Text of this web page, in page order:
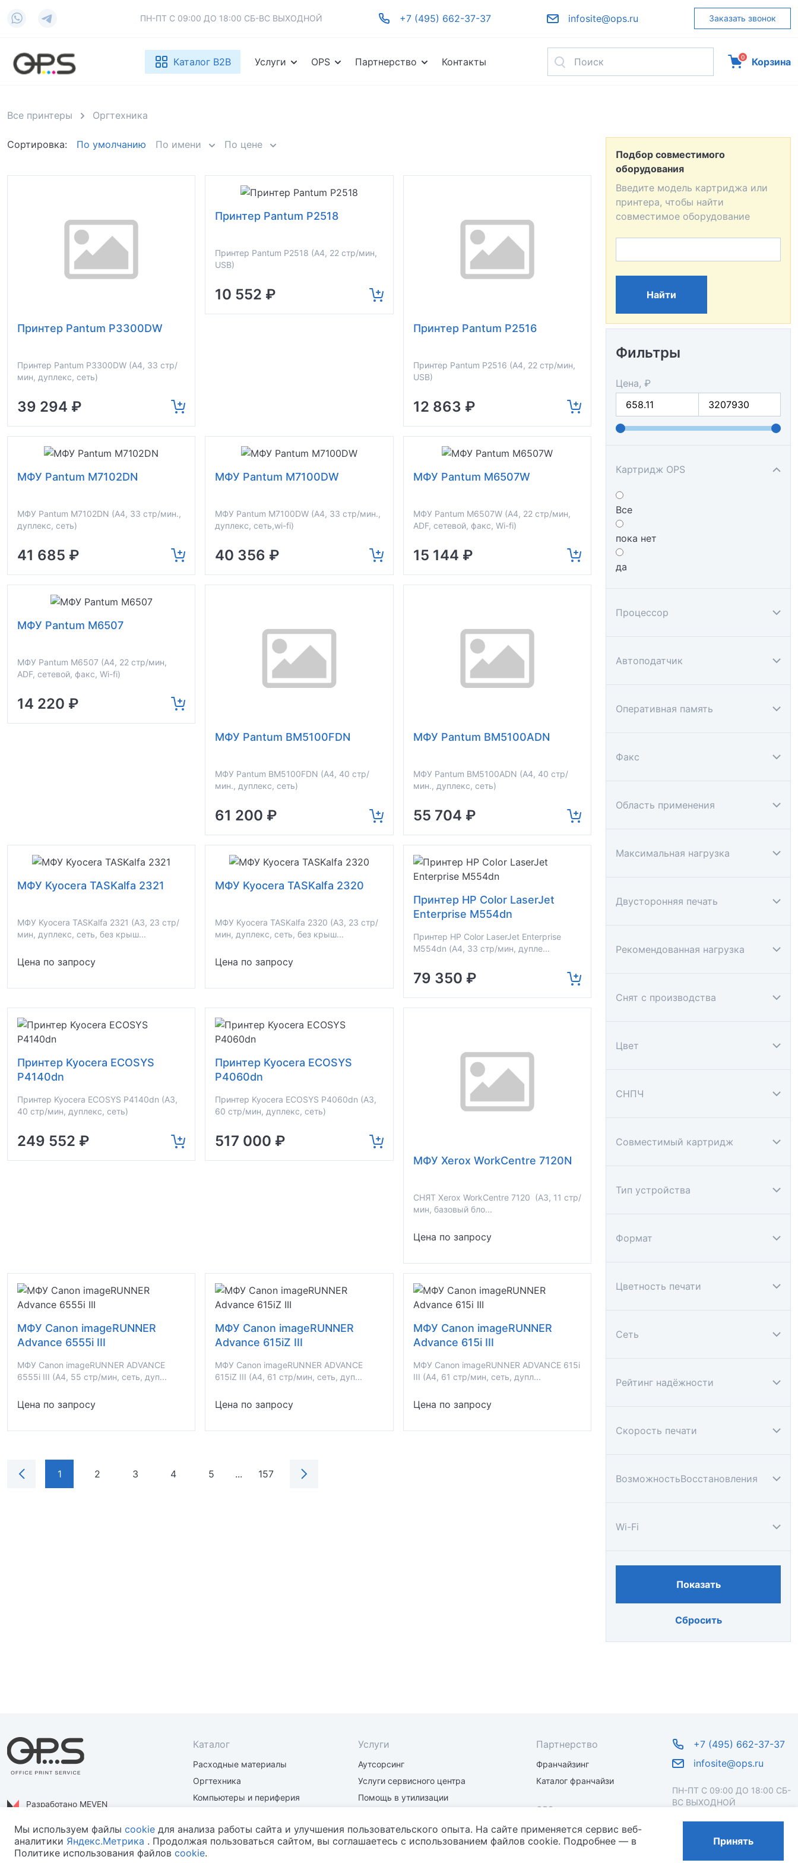
ПН-ПТ С 09:00 ДО 18:00 СБ-ВС ВЫХОДНОЙ +7 (495) 662-37-37 infosite@ops.ru Заказать звонок
Каталог B2B Услуги OPS Партнерство Контакты 0 Корзина
Все принтеры Оргтехника
Подбор совместимого
оборудования
Введите модель картриджа или
принтера, чтобы найти
совместимое оборудование
Найти
Фильтры
Цена, ₽
Картридж OPS
Все
пока нет
да
Процессор
Автоподатчик
Оперативная память
Факс
Область применения
Максимальная нагрузка
Двусторонняя печать
Рекомендованная нагрузка
Снят с производства
Цвет
СНПЧ
Совместимый картридж
Тип устройства
Формат
Цветность печати
Сеть
Рейтинг надёжности
Скорость печати
ВозможностьВосстановления
Wi-Fi
Показать
Сбросить
Сортировка: По умолчанию По имени По цене
Принтер Pantum P3300DW
Принтер Pantum P3300DW (A4, 33 стр/
мин, дуплекс, сеть)
39 294 ₽
Принтер Pantum P2518
Принтер Pantum P2518 (A4, 22 стр/мин,
USB)
10 552 ₽
Принтер Pantum P2516
Принтер Pantum P2516 (A4, 22 стр/мин,
USB)
12 863 ₽
МФУ Pantum M7102DN
МФУ Pantum M7102DN (A4, 33 стр/мин.,
дуплекс, сеть)
41 685 ₽
МФУ Pantum M7100DW
МФУ Pantum M7100DW (A4, 33 стр/мин.,
дуплекс, сеть,wi-fi)
40 356 ₽
МФУ Pantum M6507W
МФУ Pantum M6507W (A4, 22 стр/мин,
ADF, сетевой, факс, Wi-fi)
15 144 ₽
МФУ Pantum M6507
МФУ Pantum M6507 (A4, 22 стр/мин,
ADF, сетевой, факс, Wi-fi)
14 220 ₽
МФУ Pantum BM5100FDN
МФУ Pantum BM5100FDN (A4, 40 стр/
мин., дуплекс, сеть)
61 200 ₽
МФУ Pantum BM5100ADN
МФУ Pantum BM5100ADN (A4, 40 стр/
мин., дуплекс, сеть)
55 704 ₽
МФУ Kyocera TASKalfa 2321
МФУ Kyocera TASKalfa 2321 (A3, 23 стр/
мин, дуплекс, сеть, без крыш...
Цена по запросу
МФУ Kyocera TASKalfa 2320
МФУ Kyocera TASKalfa 2320 (A3, 23 стр/
мин, дуплекс, сеть, без крыш...
Цена по запросу
Принтер HP Color LaserJet
Enterprise M554dn
Принтер HP Color LaserJet Enterprise
M554dn (А4, 33 стр/мин, дупле...
79 350 ₽
Принтер Kyocera ECOSYS
P4140dn
Принтер Kyocera ECOSYS P4140dn (A3,
40 стр/мин, дуплекс, сеть)
249 552 ₽
Принтер Kyocera ECOSYS
P4060dn
Принтер Kyocera ECOSYS P4060dn (A3,
60 стр/мин, дуплекс, сеть)
517 000 ₽
МФУ Xerox WorkCentre 7120N
СНЯТ Xerox WorkCentre 7120 (A3, 11 стр/
мин, базовый бло...
Цена по запросу
МФУ Canon imageRUNNER
Advance 6555i III
МФУ Canon imageRUNNER ADVANCE
6555i III (A4, 55 стр/мин, сеть, дуп...
Цена по запросу
МФУ Canon imageRUNNER
Advance 615iZ III
МФУ Canon imageRUNNER ADVANCE
615iZ III (A4, 61 стр/мин, сеть, дуп...
Цена по запросу
МФУ Canon imageRUNNER
Advance 615i III
МФУ Canon imageRUNNER ADVANCE 615i
III (A4, 61 стр/мин, сеть, дупл...
Цена по запросу
1 2 3 4 5 ... 157
Разработано MEVEN
Политика конфиденциальности
+7 (495) 662-37-37
infosite@ops.ru
ПН-ПТ С 09:00 ДО 18:00 СБ-
ВС ВЫХОДНОЙ
Каталог
Расходные материалы
Оргтехника
Компьютеры и периферия
Услуги
Аутсорсинг
Услуги сервисного центра
Помощь в утилизации
картриджей
Партнерство
Франчайзинг
Каталог франчайзи
OPS
О бренде
Новости
Мы используем файлы cookie для анализа работы сайта и улучшения пользовательского опыта. На сайте применяется сервис веб-
аналитики Яндекс.Метрика . Продолжая пользоваться сайтом, вы соглашаетесь с использованием файлов cookie. Подробнее — в
Политике использования файлов cookie.
Принять